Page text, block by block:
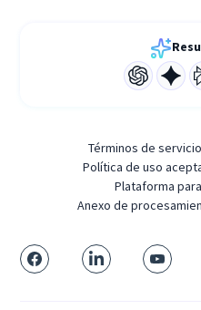
Términos de servicio
Política de uso
Plataforma
Anexo de